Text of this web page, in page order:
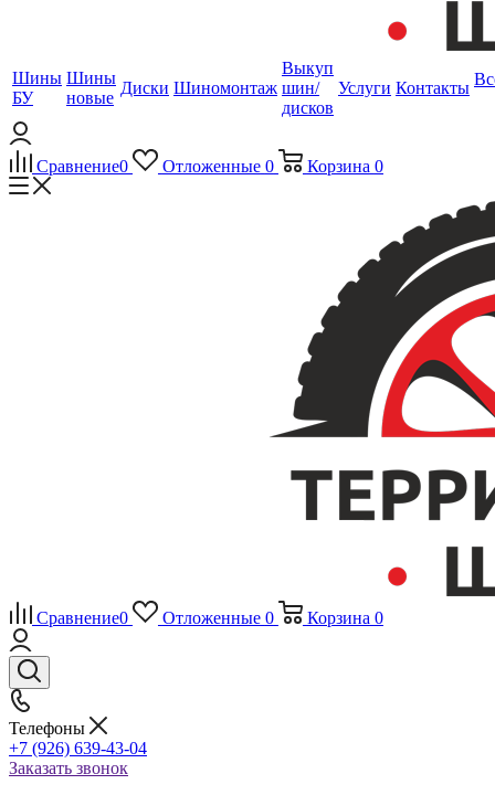
Шины
БУ
Шины
новые
Диски Шиномонтаж
Выкуп
шин/
дисков
Услуги Контакты
Сравнение0 Отложенные 0 Корзина 0
Сравнение0 Отложенные 0 Корзина 0
Телефоны
+7 (926) 639-43-04
Заказать звонок